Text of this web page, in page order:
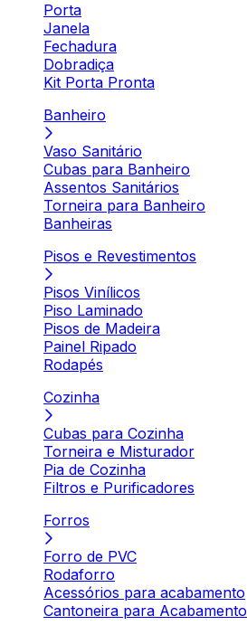
Porta
Janela
Fechadura
Dobradiça
Kit Porta Pronta
Banheiro
Vaso Sanitário
Cubas para Banheiro
Assentos Sanitários
Torneira para Banheiro
Banheiras
Pisos e Revestimentos
Pisos Vinílicos
Piso Laminado
Pisos de Madeira
Painel Ripado
Rodapés
Cozinha
Cubas para Cozinha
Torneira e Misturador
Pia de Cozinha
Filtros e Purificadores
Forros
Forro de PVC
Rodaforro
Acessórios para acabamento
Cantoneira para Acabamento